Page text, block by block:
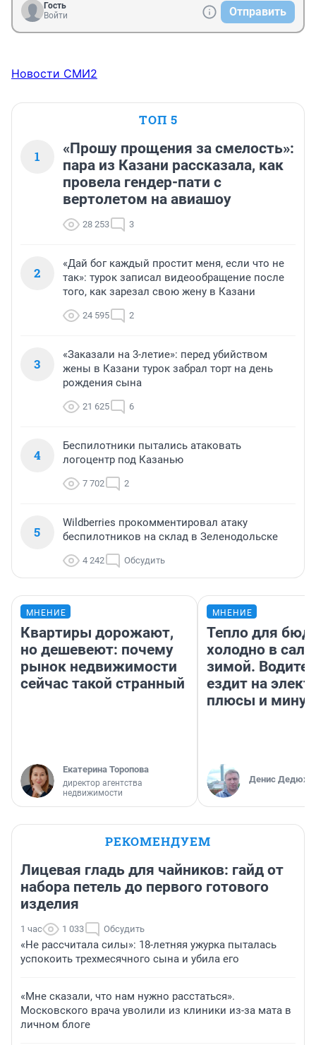
Гость
Войти
Отправить
Новости СМИ2
ТОП 5
1
«Прошу прощения за смелость»:
пара из Казани рассказала, как
провела гендер-пати с
вертолетом на авиашоу
28 253 3
2
«Дай бог каждый простит меня, если что не
так»: турок записал видеообращение после
того, как зарезал свою жену в Казани
24 595 2
3
«Заказали на 3-летие»: перед убийством
жены в Казани турок забрал торт на день
рождения сына
21 625 6
4
Беспилотники пытались атаковать
логоцентр под Казанью
7 702 2
5
Wildberries прокомментировал атаку
беспилотников на склад в Зеленодольске
4 242 Обсудить
МНЕНИЕ
Квартиры дорожают,
но дешевеют: почему
рынок недвижимости
сейчас такой странный
Екатерина Торопова
директор агентства
недвижимости
МНЕНИЕ
Тепло для
холодно в
зимой.
ездит на
плюсы и
Денис
РЕКОМЕНДУЕМ
Лицевая гладь для чайников: гайд от
набора петель до первого готового
изделия
1 час 1 033 Обсудить
«Не рассчитала силы»: 18-летняя ужурка пыталась
успокоить трехмесячного сына и убила его
«Мне сказали, что нам нужно расстаться».
Московского врача уволили из клиники из-за мата в
личном блоге